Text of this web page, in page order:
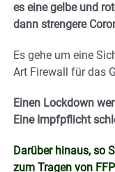
es eine gelbe und
dann strengere
Es gehe um eine
Art Firewall für das
Einen Lockdown
Eine Impfpflicht
Darüber hinaus, so
zum Tragen von